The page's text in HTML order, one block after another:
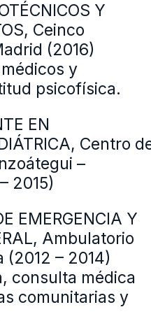
Y
Ceinco
(2016)
y
psicofísica.
EN
Centro
–
2015)
EMERGENCIA Y
Ambulatorio
(2012 – 2014)
consulta médica
comunitarias y